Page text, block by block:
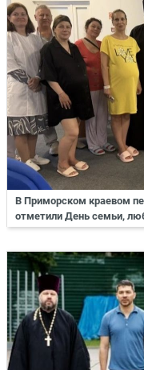
В Приморском краевом
отметили День семьи,